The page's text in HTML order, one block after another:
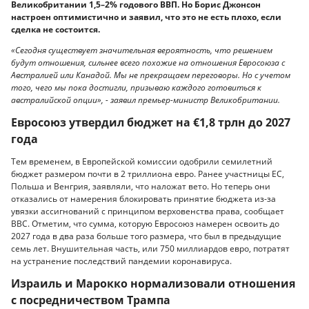
Великобритании 1,5–2% годового ВВП. Но Борис Джонсон
настроен оптимистично и заявил, что это не есть плохо, если
сделка не состоится.
«Сегодня существует значительная вероятность, что решением
будут отношения, сильнее всего похожие на отношения Евросоюза с
Австралией или Канадой. Мы не прекращаем переговоры. Но с учетом
того, чего мы пока достигли, призываю каждого готовиться к
австралийской опции», - заявил премьер-министр Великобритании.
Евросоюз утвердил бюджет на €1,8 трлн до 2027
года
Тем временем, в Европейской комиссии одобрили семилетний
бюджет размером почти в 2 триллиона евро. Ранее участницы ЕС,
Польша и Венгрия, заявляли, что наложат вето. Но теперь они
отказались от намерения блокировать принятие бюджета из-за
увязки ассигнований с принципом верховенства права, сообщает
BBC. Отметим, что сумма, которую Евросоюз намерен освоить до
2027 года в два раза больше того размера, что был в предыдущие
семь лет. Внушительная часть, или 750 миллиардов евро, потратят
на устранение последствий пандемии коронавируса.
Израиль и Марокко нормализовали отношения
с посредничеством Трампа